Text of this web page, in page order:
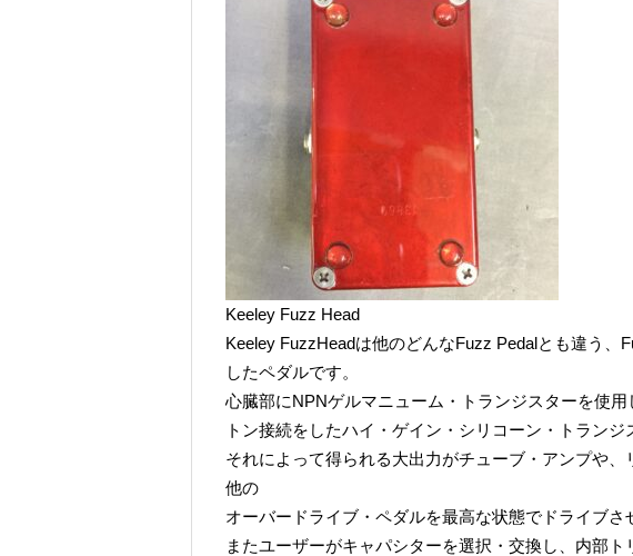
Keeley Fuzz Head
Keeley FuzzHeadは他のどんなFuzz Pedalとも違う、
したペダルです。
心臓部にNPNゲルマニューム・トランジスターを使
トン接続をしたハイ・ゲイン・シリコーン・トランジ
それによって得られる大出力がチューブ・アンプや
他の
オーバードライブ・ペダルを最高な状態でドライブさ
またユーザーがキャパシターを選択・交換し、内部